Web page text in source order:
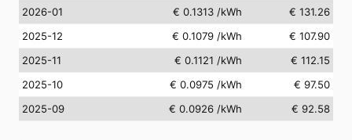
2026-01
€ 0.1313 /kWh
€ 131.26
2025-12
€ 0.1079 /kWh
€ 107.90
2025-11
€ 0.1121 /kWh
€ 112.15
2025-10
€ 0.0975 /kWh
€ 97.50
2025-09
€ 0.0926 /kWh € 92.58